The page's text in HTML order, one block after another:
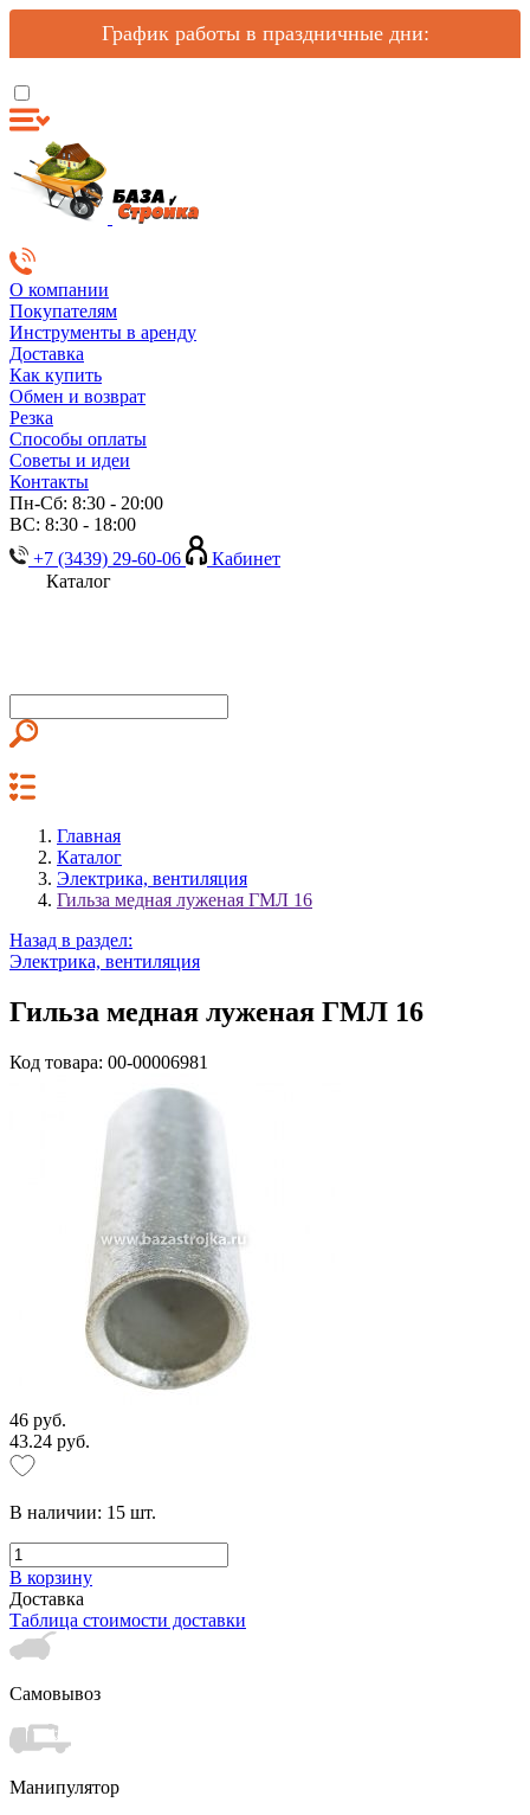
График работы в праздничные дни:
О компании
Покупателям
Инструменты в аренду
Доставка
Как купить
Обмен и возврат
Резка
Способы оплаты
Советы и идеи
Контакты
Пн-Сб: 8:30 - 20:00
ВС: 8:30 - 18:00
+7 (3439) 29-60-06
Кабинет
Каталог
Главная
Каталог
Электрика, вентиляция
Гильза медная луженая ГМЛ 16
Назад в раздел:
Электрика, вентиляция
Гильза медная луженая ГМЛ 16
Код товара: 00-00006981
46 руб.
43.24 руб.
В наличии: 15 шт.
В корзину
Доставка
Таблица стоимости доставки
Самовывоз
Манипулятор